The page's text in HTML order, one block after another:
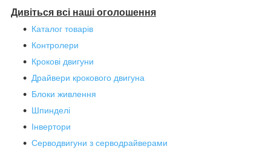
Дивіться всі наші оголошення
Каталог товарів
Контролери
Крокові двигуни
Драйвери крокового двигуна
Блоки живлення
Шпинделі
Інвертори
Серводвигуни з серводрайверами